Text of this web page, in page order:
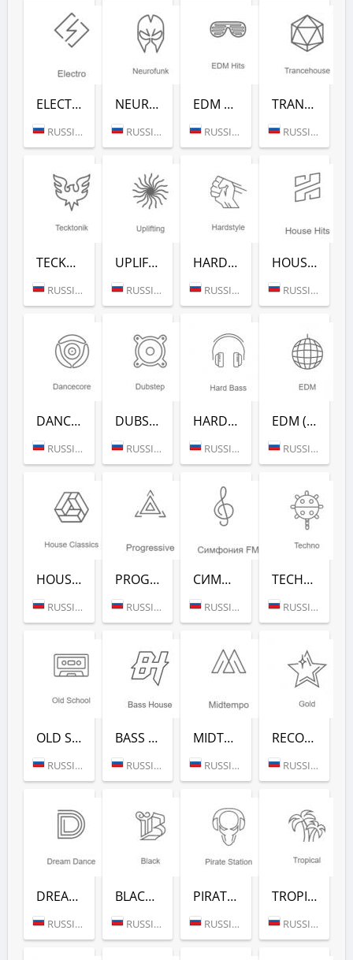
ELECTRO (РАДИО РЕКОРД)
RUSSIA (MOSCOW)
NEUROFUNK (РАДИО РЕКОРД)
RUSSIA (MOSCOW)
EDM CLASSICS (РАДИО РЕКОРД)
RUSSIA (MOSCOW)
TRANCEHOUSE (РАДИО РЕКОРД)
RUSSIA (MOSCOW)
TECKTONIK (РАДИО РЕКОРД)
RUSSIA (MOSCOW)
UPLIFTING (РАДИО РЕКОРД)
RUSSIA (MOSCOW)
HARDSTYLE (РАДИО РЕКОРД)
RUSSIA (MOSCOW)
HOUSE HITS (РАДИО РЕКОРД)
RUSSIA (MOSCOW)
DANCECORE (РАДИО РЕКОРД)
RUSSIA (MOSCOW)
DUBSTEP (РАДИО РЕКОРД)
RUSSIA (MOSCOW)
HARD BASS (РАДИО РЕКОРД)
RUSSIA (MOSCOW)
EDM (РАДИО РЕКОРД)
RUSSIA (MOSCOW)
HOUSE CLASSICS (РАДИО РЕКОРД)
RUSSIA (MOSCOW)
PROGRESSIVE (РАДИО РЕКОРД)
RUSSIA (MOSCOW)
СИМФОНИЯ FM (РАДИО РЕКОРД)
RUSSIA (MOSCOW)
TECHNO (РАДИО РЕКОРД)
RUSSIA (MOSCOW)
OLD SCHOOL (РАДИО РЕКОРД)
RUSSIA (MOSCOW)
BASS HOUSE (РАДИО РЕКОРД)
RUSSIA (MOSCOW)
MIDTEMPO (РАДИО РЕКОРД)
RUSSIA (MOSCOW)
RECORD GOLD (РАДИО РЕКОРД)
RUSSIA (MOSCOW)
DREAM DANCE (РАДИО РЕКОРД)
RUSSIA (MOSCOW)
BLACK RAP (РАДИО РЕКОРД)
RUSSIA (MOSCOW)
PIRATE STATION (РАДИО РЕКОРД)
RUSSIA (MOSCOW)
TROPICAL (РАДИО РЕКОРД)
RUSSIA (MOSCOW)